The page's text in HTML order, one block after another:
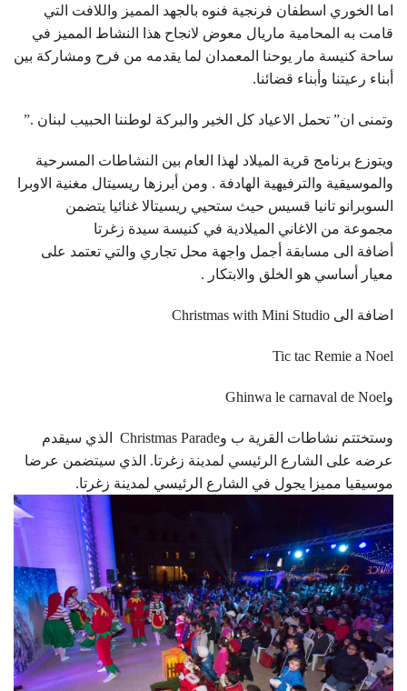
اما الخوري اسطفان فرنجية فنوه بالجهد المميز واللافت التي
قامت به المحامية ماريال معوض لانجاح هذا النشاط المميز في
ساحة كنيسة مار يوحنا المعمدان لما يقدمه من فرح ومشاركة بين
أبناء رعيتنا وأبناء قضائنا.
وتمنى ان” تحمل الاعياد كل الخير والبركة لوطننا الحبيب لبنان .”
ويتوزع برنامج قرية الميلاد لهذا العام بين النشاطات المسرحية
والموسيقية والترفيهية الهادفة . ومن أبرزها ريسيتال مغنية الاوبرا
السوبرانو تانيا قسيس حيث ستحيي ريسيتالا غنائيا يتضمن
مجموعة من الاغاني الميلادية في كنيسة سيدة زغرتا
أضافة الى مسابقة أجمل واجهة محل تجاري والتي تعتمد على
معيار أساسي هو الخلق والابتكار .
اضافة الى Christmas with Mini Studio
Tic tac Remie a Noel
وGhinwa le carnaval de Noel
وستختتم نشاطات القرية ب وChristmas Parade الذي سيقدم
عرضه على الشارع الرئيسي لمدينة زغرتا. الذي سيتضمن عرضا
موسيقيا مميزا يجول في الشارع الرئيسي لمدينة زغرتا.